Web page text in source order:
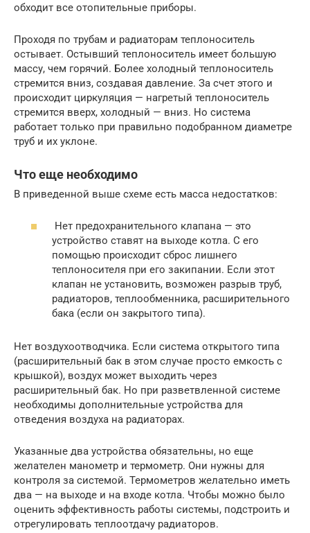
обходит все отопительные приборы.
Проходя по трубам и радиаторам теплоноситель
остывает. Остывший теплоноситель имеет большую
массу, чем горячий. Более холодный теплоноситель
стремится вниз, создавая давление. За счет этого и
происходит циркуляция — нагретый теплоноситель
стремится вверх, холодный — вниз. Но система
работает только при правильно подобранном диаметре
труб и их уклоне.
Что еще необходимо
В приведенной выше схеме есть масса недостатков:
Нет предохранительного клапана — это
устройство ставят на выходе котла. С его
помощью происходит сброс лишнего
теплоносителя при его закипании. Если этот
клапан не установить, возможен разрыв труб,
радиаторов, теплообменника, расширительного
бака (если он закрытого типа).
Нет воздухоотводчика. Если система открытого типа
(расширительный бак в этом случае просто емкость с
крышкой), воздух может выходить через
расширительный бак. Но при разветвленной системе
необходимы дополнительные устройства для
отведения воздуха на радиаторах.
Указанные два устройства обязательны, но еще
желателен манометр и термометр. Они нужны для
контроля за системой. Термометров желательно иметь
два — на выходе и на входе котла. Чтобы можно было
оценить эффективность работы системы, подстроить и
отрегулировать теплоотдачу радиаторов.